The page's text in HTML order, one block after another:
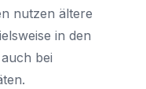
nutzen ältere
in den
bei